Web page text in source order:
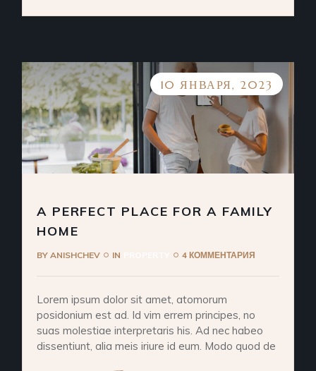
10 ЯНВАРЯ, 2023
A PERFECT PLACE FOR A FAMILY
HOME
BYANISHCHEV IN 4 КОММЕНТАРИЯ
Lorem ipsum dolor sit amet, atomorum
posidonium est ad. Id vim errem principes, no
suas molestiae interpretaris his. Ad nec habeo
dissentiunt, alia meis iriure id eum. Modo quod de